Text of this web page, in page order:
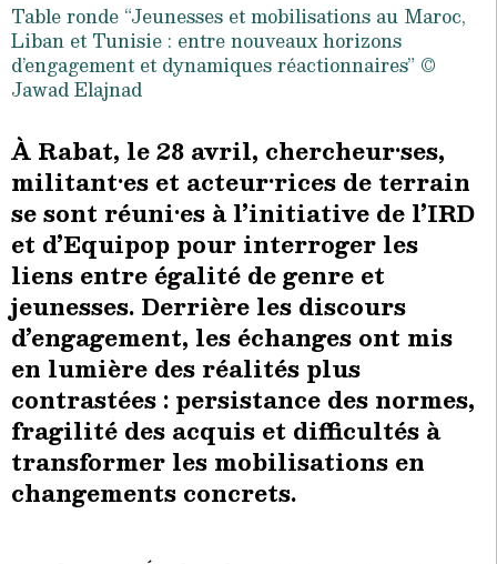
Table ronde “Jeunesses et mobilisations au Maroc,
Liban et Tunisie : entre nouveaux horizons
d’engagement et dynamiques réactionnaires” ©
Jawad Elajnad
À Rabat, le 28 avril, chercheur·ses,
militant·es et acteur·rices de terrain
se sont réuni·es à l’initiative de l’IRD
et d’Equipop pour interroger les
liens entre égalité de genre et
jeunesses. Derrière les discours
d’engagement, les échanges ont mis
en lumière des réalités plus
contrastées : persistance des normes,
fragilité des acquis et difficultés à
transformer les mobilisations en
changements concrets.